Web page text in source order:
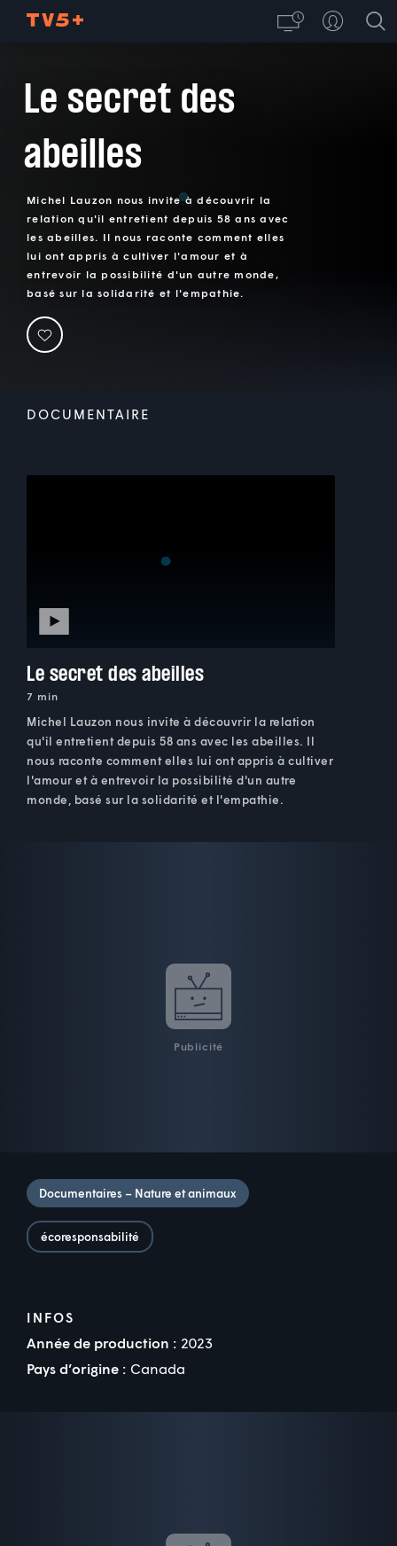
Le secret des
abeilles
Michel Lauzon nous invite à découvrir la
relation qu'il entretient depuis 58 ans avec
les abeilles. Il nous raconte comment elles
lui ont appris à cultiver l'amour et à
entrevoir la possibilité d'un autre monde,
basé sur la solidarité et l'empathie.
DOCUMENTAIRE
Le secret des abeilles
7 min
Michel Lauzon nous invite à découvrir la relation
qu'il entretient depuis 58 ans avec les abeilles. Il
nous raconte comment elles lui ont appris à cultiver
l'amour et à entrevoir la possibilité d'un autre
monde, basé sur la solidarité et l'empathie.
Publicité
Documentaires – Nature et animaux
écoresponsabilité
INFOS
Année de production : 2023
Pays d’origine : Canada